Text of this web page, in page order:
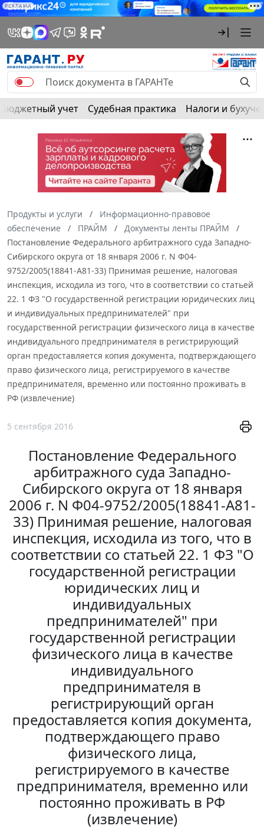
РЕКЛАМА
Бюджетный учет Судебная практика Налоги и
Продукты и услуги
Информационно-правовое
обеспечение
ПРАЙМ
Документы ленты ПРАЙМ
Постановление Федерального арбитражного суда Западно-
Сибирского округа от 18 января 2006 г. N Ф04-
9752/2005(18841-А81-33) Принимая решение, налоговая
инспекция, исходила из того, что в соответствии со статьей
22. 1 ФЗ "О государственной регистрации юридических лиц
и индивидуальных предпринимателей" при
государственной регистрации физического лица в качестве
индивидуального предпринимателя в регистрирующий
орган предоставляется копия документа, подтверждающего
право физического лица, регистрируемого в качестве
предпринимателя, временно или постоянно проживать в
РФ (извлечение)
5 сентября 2016
Постановление Федерального
арбитражного суда Западно-
Сибирского округа от 18 января
2006 г. N Ф04-9752/2005(18841-А81-
33) Принимая решение, налоговая
инспекция, исходила из того, что в
соответствии со статьей 22. 1 ФЗ "О
государственной регистрации
юридических лиц и
индивидуальных
предпринимателей" при
государственной регистрации
физического лица в качестве
индивидуального
предпринимателя в
регистрирующий орган
предоставляется копия документа,
подтверждающего право
физического лица,
регистрируемого в качестве
предпринимателя, временно или
постоянно проживать в РФ
(извлечение)